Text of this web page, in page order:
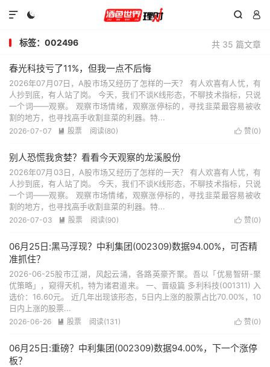
  

共 35 篇文章
标签：002496
春光科技亏了11%，但我一点不后悔
2026年07月07日，A股市场又经历了怎样的一天？ 有人欢喜有人忧，有
人抄到底，有人站了岗。 今天，我们不谈K线形态，不聊技术指标，只说
一个词——观察。 观察市场情绪，观察涨停标的，寻找韭菜最容易被收
割的地方，也寻找高手收割韭菜的利器。特...
 赞(0)
2026-07-07  股票 阅读(80)
别人恐慌我贪婪？看看今天观察的龙溪股份
2026年07月03日，A股市场又经历了怎样的一天？ 有人欢喜有人忧，有
人抄到底，有人站了岗。 今天，我们不谈K线形态，不聊技术指标，只说
一个词——观察。 观察市场情绪，观察涨停标的，寻找韭菜最容易被收
割的地方，也寻找高手收割韭菜的利器。特...
 赞(0)
2026-07-03  股票 阅读(90)
06月25日:黑马浮现？中利集团(002309)数据94.00%，可否精
准抓住？
2026-06-25股市江湖，风起云涌，各路英豪齐聚。吾以「优易智研-聚
优策略」，窥得天机，特为诸君道来。 一、晋级篇 多利科技(001311) 入
选价：16.60元。 近几年出现该形态，5日内上涨的股票占比70.00%，10
日内上涨的股票...
 赞(0)
2026-06-26  股票 阅读(131)
06月25日:重磅？中利集团(002309)数据94.00%，下一个涨停
板？